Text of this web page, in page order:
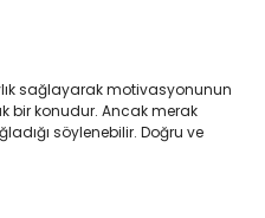
sağlayarak motivasyonunun
bir konudur. Ancak merak
söylenebilir. Doğru ve